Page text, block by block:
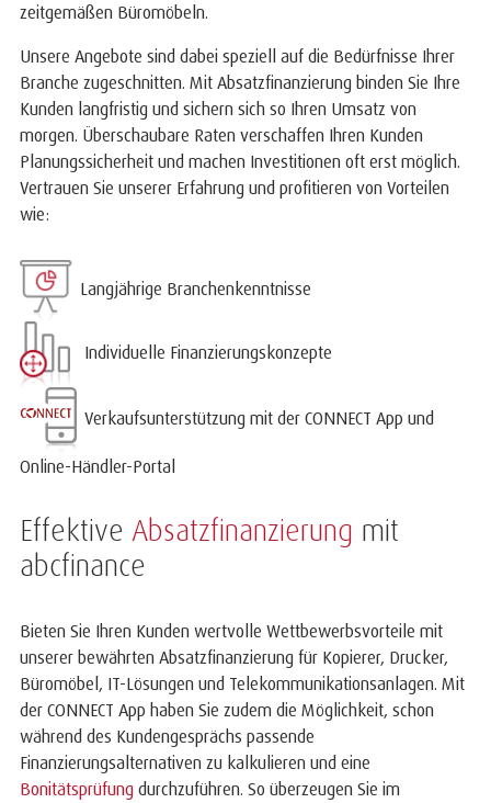
zeitgemäßen Büromöbeln.
Unsere Angebote sind dabei speziell auf die Bedürfnisse Ihrer
Branche zugeschnitten. Mit Absatzfinanzierung binden Sie Ihre
Kunden langfristig und sichern sich so Ihren Umsatz von
morgen. Überschaubare Raten verschaffen Ihren Kunden
Planungssicherheit und machen Investitionen oft erst möglich.
Vertrauen Sie unserer Erfahrung und profitieren von Vorteilen
wie:
Langjährige Branchenkenntnisse
Individuelle Finanzierungskonzepte
Verkaufsunterstützung mit der CONNECT App und
Online-Händler-Portal
Effektive Absatzfinanzierung mit
abcfinance
Bieten Sie Ihren Kunden wertvolle Wettbewerbsvorteile mit
unserer bewährten Absatzfinanzierung für Kopierer, Drucker,
Büromöbel, IT-Lösungen und Telekommunikationsanlagen. Mit
der CONNECT App haben Sie zudem die Möglichkeit, schon
während des Kundengesprächs passende
Finanzierungsalternativen zu kalkulieren und eine
Bonitätsprüfung durchzuführen. So überzeugen Sie im